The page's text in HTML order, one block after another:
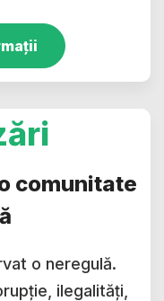
comunitate
o neregulă.
ilegalități,